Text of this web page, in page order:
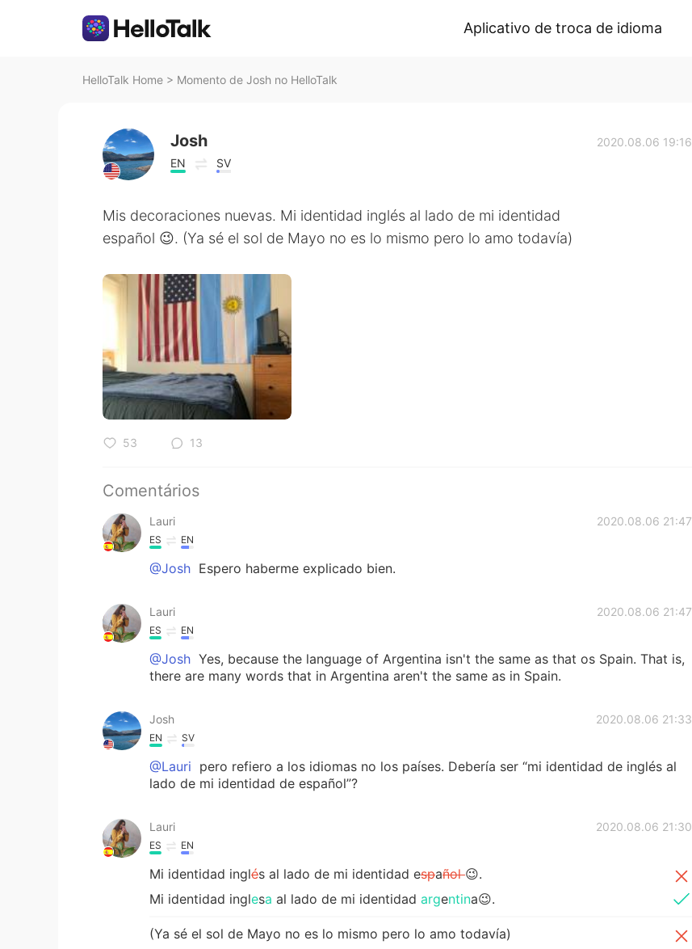
Aplicativo de troca de idioma
HelloTalk Home > Momento de Josh no HelloTalk
Josh
EN SV
2020.08.06 19:16
Mis decoraciones nuevas. Mi identidad inglés al lado de mi identidad
español 😉. (Ya sé el sol de Mayo no es lo mismo pero lo amo todavía)
53 13
Comentários
Lauri 2020.08.06 21:47
ES EN
@Josh Espero haberme explicado bien.
Lauri 2020.08.06 21:47
ES EN
@Josh Yes, because the language of Argentina isn't the same as that os Spain. That is,
there are many words that in Argentina aren't the same as in Spain.
Josh 2020.08.06 21:33
EN SV
@Lauri pero refiero a los idiomas no los países. Debería ser “mi identidad de inglés al
lado de mi identidad de español”?
Lauri 2020.08.06 21:30
ES EN
Mi identidad inglés al lado de mi identidad español😉.
Mi identidad inglesa al lado de mi identidad argentina😉.
(Ya sé el sol de Mayo no es lo mismo pero lo amo todavía)